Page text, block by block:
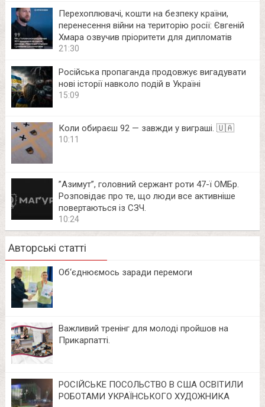
Перехоплювачі, кошти на безпеку країни,
перенесення війни на територію росії: Євгеній
Хмара озвучив пріоритети для дипломатів
21:30
Російська пропаганда продовжує вигадувати
нові історії навколо подій в Україні
15:09
Коли обираєш 92 — завжди у виграші. 🇺🇦
10:11
⁨”Азимут”, головний сержант роти 47-ї ОМБр.
Розповідає про те, що люди все активніше
повертаються із СЗЧ.
10:24
Авторські статті
Об‘єднюємось заради перемоги
Важливий тренінг для молоді пройшов на
Прикарпатті.
РОСІЙСЬКЕ ПОСОЛЬСТВО В США ОСВІТИЛИ
РОБОТАМИ УКРАЇНСЬКОГО ХУДОЖНИКА